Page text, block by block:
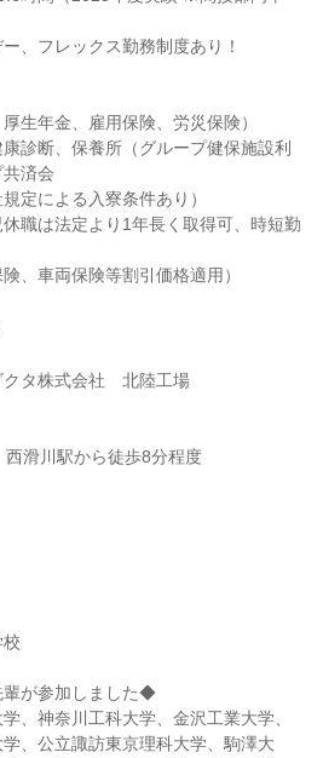
、フレックス勤務制度あり！
生年金、雇用保険、労災保険）
診断、保養所（グループ健保施設利
済会
定による入寮条件あり）
職は法定より1年長く取得可、時短勤
、車両保険等割引価格適用）
クタ株式会社 北陸工場
滑川駅から徒歩8分程度
が参加しました◆
、神奈川工科大学、金沢工業大学、
、公立諏訪東京理科大学、駒澤大